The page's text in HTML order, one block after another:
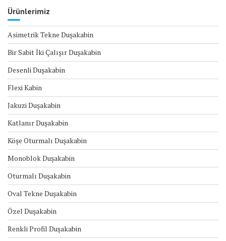
Ürünlerimiz
Asimetrik Tekne Duşakabin
Bir Sabit İki Çalışır Duşakabin
Desenli Duşakabin
Flexi Kabin
Jakuzi Duşakabin
Katlanır Duşakabin
Köşe Oturmalı Duşakabin
Monoblok Duşakabin
Oturmalı Duşakabin
Oval Tekne Duşakabin
Özel Duşakabin
Renkli Profil Duşakabin